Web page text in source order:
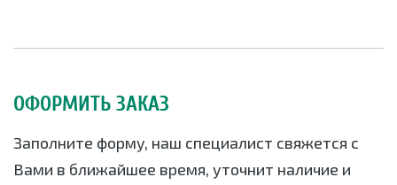
ОФОРМИТЬ ЗАКАЗ
Заполните форму, наш специалист свяжется с
Вами в ближайшее время, уточнит наличие и